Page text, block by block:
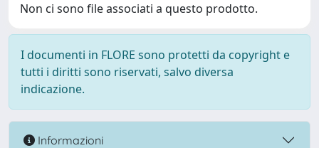
Non ci sono file associati a questo prodotto.
I documenti in FLORE sono protetti da copyright e
tutti i diritti sono riservati, salvo diversa
indicazione.
Informazioni